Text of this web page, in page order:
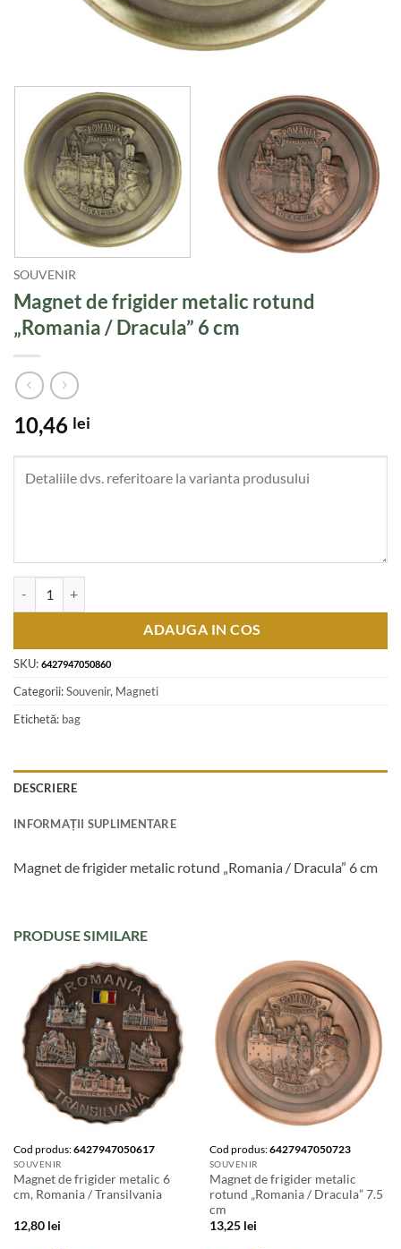
SOUVENIR
Magnet de frigider metalic rotund
„Romania / Dracula” 6 cm
10,46 lei
ADAUGA IN COS
SKU: 6427947050860
Categorii:Souvenir, Magneti
Etichetă: bag
DESCRIERE
INFORMAȚII SUPLIMENTARE
Magnet de frigider metalic rotund „Romania / Dracula” 6 cm
PRODUSE SIMILARE
Cod produs:6427947050617
SOUVENIR
Magnet de frigider metalic 6
cm, Romania / Transilvania
12,80 lei
Cod produs:6427947050723
SOUVENIR
Magnet de frigider metalic
rotund „Romania / Dracula” 7.5
cm
13,25 lei